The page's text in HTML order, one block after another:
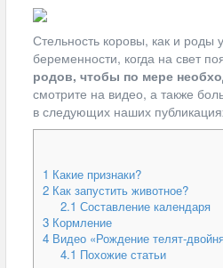
Стельность коровы, как и
беременности, когда на свет
родов, чтобы по мере
смотрите на видео, а также
в следующих наших
1 Какие признаки?
2 Как запустить животное?
2.1 Составление календаря
3 Кормление
4 Видео «Рождение телят-
4.1 Похожие статьи